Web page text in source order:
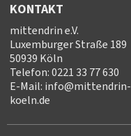
KONTAKT
mittendrin e.V.
Luxemburger Straße 189
50939 Köln
Telefon: 0221 33 77 630
E-Mail: info@mittendrin-
koeln.de